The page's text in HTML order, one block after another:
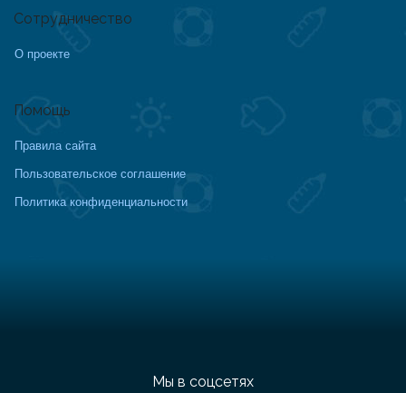
Сотрудничество
О проекте
Помощь
Правила сайта
Пользовательское соглашение
Политика конфиденциальности
Мы в соцсетях